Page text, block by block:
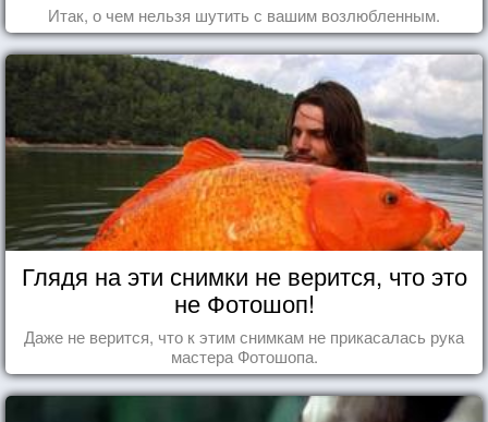
Итак, о чем нельзя шутить с вашим возлюбленным.
Глядя на эти снимки не верится, что это
не Фотошоп!
Даже не верится, что к этим снимкам не прикасалась рука
мастера Фотошопа.